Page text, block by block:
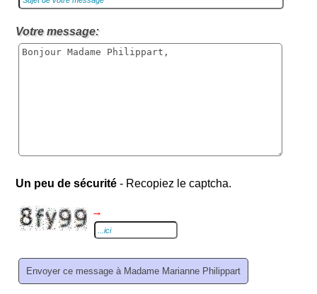
Votre message:
Un peu de sécurité - Recopiez le captcha.
→